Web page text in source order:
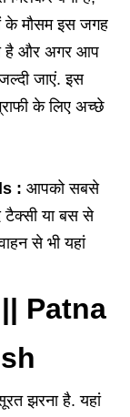
के मौसम इस जगह
है और अगर आप
जाएं. इस
के लिए अच्छे
: आपको सबसे
टैक्सी या बस से
से भी यहां
|| Patna
झरना है. यहां